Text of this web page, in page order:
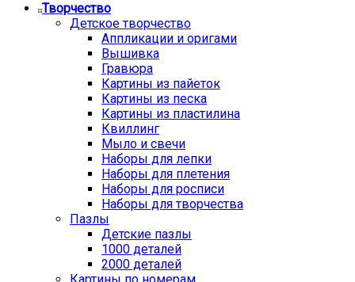
Творчество
Детское творчество
Аппликации и оригами
Вышивка
Гравюра
Картины из пайеток
Картины из песка
Картины из пластилина
Квиллинг
Мыло и свечи
Наборы для лепки
Наборы для плетения
Наборы для росписи
Наборы для творчества
Пазлы
Детские пазлы
1000 деталей
2000 деталей